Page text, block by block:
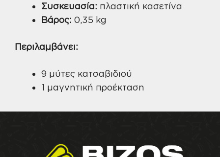
Συσκευασία: πλαστική κασετίνα
Βάρος: 0,35 kg
Περιλαμβάνει:
9 μύτες κατσαβιδιού
1 μαγνητική προέκταση